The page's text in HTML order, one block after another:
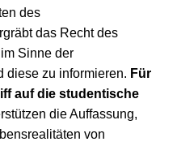
des
das Recht des
Sinne der
diese zu informieren. Für
auf die studentische
die Auffassung,
von